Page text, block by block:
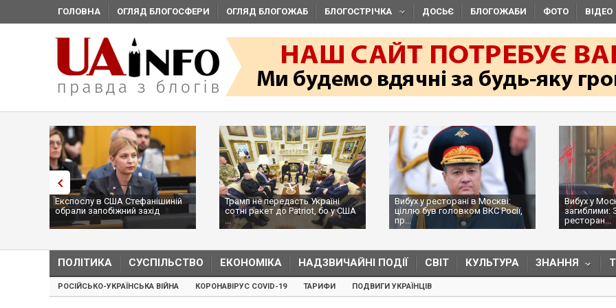
ГОЛОВНА ОГЛЯД БЛОГОСФЕРИ ОГЛЯД БЛОГОЖАБ БЛОГОСТРІЧКА ДОСЬЄ БЛОГОЖАБИ ФОТО ВІДЕО
Експослу в США Стефанішиній
обрали запобіжний захід
Трамп не передасть Україні
сотні ракет до Patriot, бо у США
...
Вибух у ресторані в Москві:
ціллю був головком ВКС Росії,
пр...
Вибух у
загиблими:
ресторан...
ПОЛІТИКА СУСПІЛЬСТВО ЕКОНОМІКА НАДЗВИЧАЙНІ ПОДІЇ СВІТ КУЛЬТУРА ЗНАННЯ
РОСІЙСЬКО-УКРАЇНСЬКА ВІЙНА КОРОНАВІРУС COVID-19 ТАРИФИ ПОДВИГИ УКРАЇНЦІВ